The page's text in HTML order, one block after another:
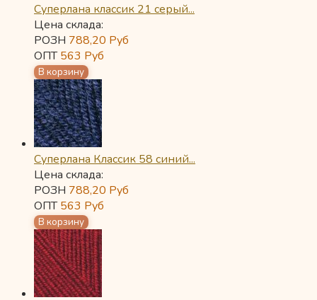
Суперлана классик 21 серый...
Цена склада:
РОЗН 788,20 Руб
ОПТ563 Руб
Суперлана Классик 58 синий...
Цена склада:
РОЗН 788,20 Руб
ОПТ563 Руб